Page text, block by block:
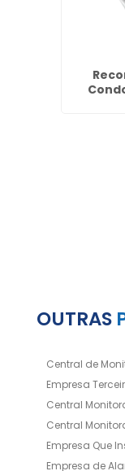
OUTRAS
Central de
Empresa
Central
Central
Empresa Que
Empresa de